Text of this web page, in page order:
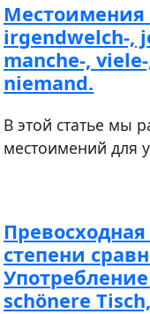
Местоимения
irgendwelch-,
manche-,
niemand.
В этой статье мы
местоимений для
степени
schönere